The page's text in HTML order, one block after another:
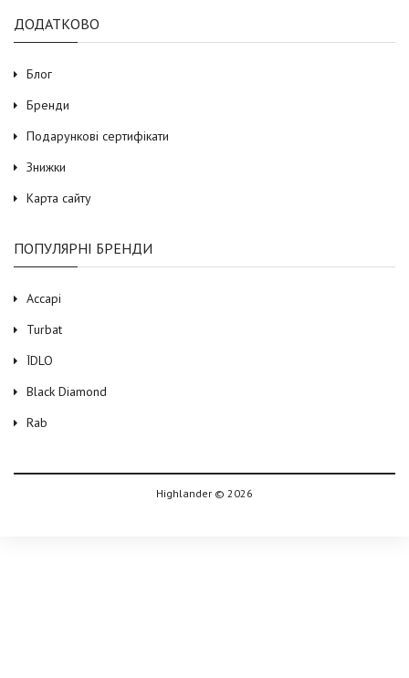
ДОДАТКОВО
Блог
Бренди
Подарункові сертифікати
Знижки
Карта сайту
ПОПУЛЯРНІ БРЕНДИ
Accapi
Turbat
ЇDLO
Black Diamond
Rab
Highlander © 2026